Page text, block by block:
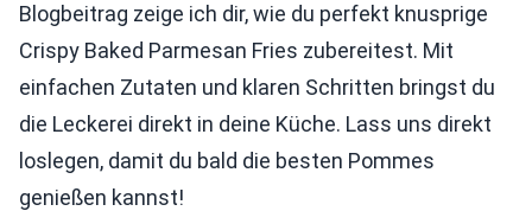
Blogbeitrag zeige ich dir, wie du perfekt knusprige
Crispy Baked Parmesan Fries zubereitest. Mit
einfachen Zutaten und klaren Schritten bringst du
die Leckerei direkt in deine Küche. Lass uns direkt
loslegen, damit du bald die besten Pommes
genießen kannst!